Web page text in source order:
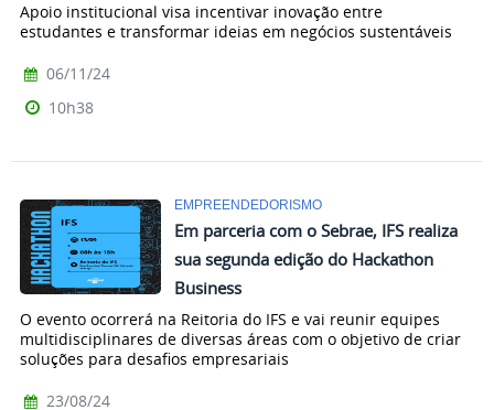
Apoio institucional visa incentivar inovação entre
estudantes e transformar ideias em negócios sustentáveis
06/11/24
10h38
EMPREENDEDORISMO
Em parceria com o Sebrae, IFS realiza
sua segunda edição do Hackathon
Business
O evento ocorrerá na Reitoria do IFS e vai reunir equipes
multidisciplinares de diversas áreas com o objetivo de criar
soluções para desafios empresariais
23/08/24